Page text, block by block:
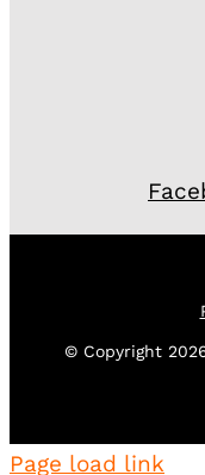
© Copyright
Page load link